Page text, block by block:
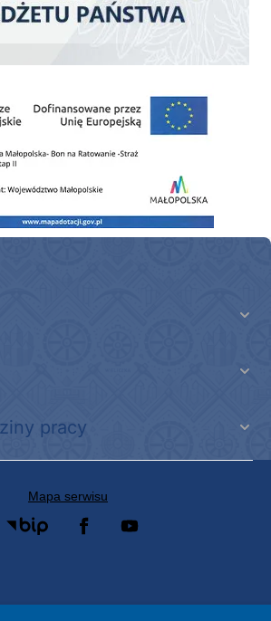
średniego samochodu ratowniczo-gaśniczego z
pracy
Mapa serwisu